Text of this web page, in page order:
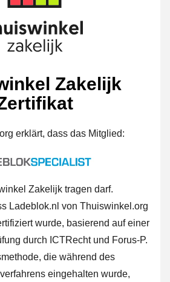
Zakelijk
erklärt, dass das Mitglied:
Zakelijk tragen darf.
Ladeblok.nl von Thuiswinkel.org
wurde, basierend auf einer
durch ICTRecht und Forus-P.
die während des
eingehalten wurde,